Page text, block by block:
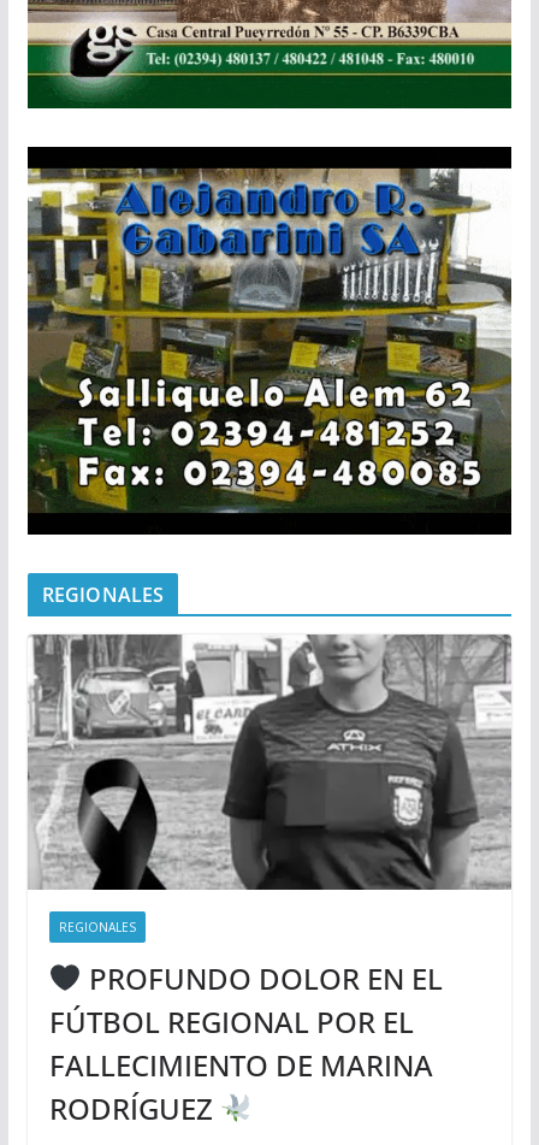
REGIONALES
REGIONALES
PROFUNDO DOLOR EN EL
FÚTBOL REGIONAL POR EL
FALLECIMIENTO DE MARINA
RODRÍGUEZ